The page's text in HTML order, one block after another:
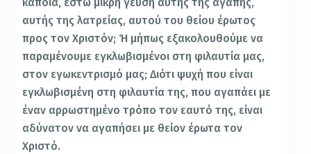
κάποια, έστω μικρή γεύση αυτής της αγάπης,
αυτής της λατρείας, αυτού του θείου έρωτος
προς τον Χριστόν; Ή μήπως εξακολουθούμε να
παραμένουμε εγκλωβισμένοι στη φιλαυτία μας,
στον εγωκεντρισμό μας; Διότι ψυχή που είναι
εγκλωβισμένη στη φιλαυτία της, που αγαπάει με
έναν αρρωστημένο τρόπο τον εαυτό της, είναι
αδύνατον να αγαπήσει με θείον έρωτα τον
Χριστό.